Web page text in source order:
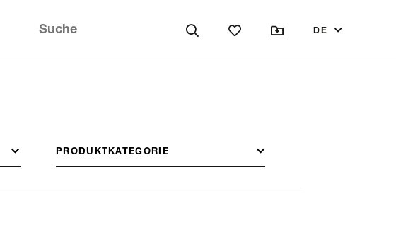
DE
PRODUKTKATEGORIE